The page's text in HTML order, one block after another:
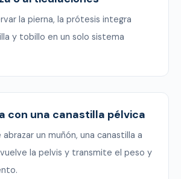
la pierna, la prótesis integra
y tobillo en un solo sistema
con una canastilla pélvica
abrazar un muñón, una canastilla a
la pelvis y transmite el peso y